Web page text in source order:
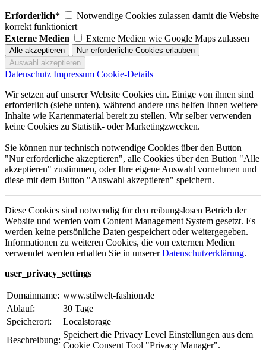
Erforderlich*
Notwendige Cookies zulassen damit die Website
korrekt funktioniert
Externe Medien
Externe Medien wie Google Maps zulassen
Datenschutz Impressum Cookie-Details
Wir setzen auf unserer Website Cookies ein. Einige von ihnen sind
erforderlich (siehe unten), während andere uns helfen Ihnen weitere
Inhalte wie Kartenmaterial bereit zu stellen. Wir selber verwenden
keine Cookies zu Statistik- oder Marketingzwecken.
Sie können nur technisch notwendige Cookies über den Button
"Nur erforderliche akzeptieren", alle Cookies über den Button "Alle
akzeptieren" zustimmen, oder Ihre eigene Auswahl vornehmen und
diese mit dem Button "Auswahl akzeptieren" speichern.
Diese Cookies sind notwendig für den reibungslosen Betrieb der
Website und werden vom Content Management System gesetzt. Es
werden keine persönliche Daten gespeichert oder weitergegeben.
Informationen zu weiteren Cookies, die von externen Medien
verwendet werden erhalten Sie in unsererDatenschutzerklärung.
user_privacy_settings
Domainname: www.stilwelt-fashion.de
Ablauf:
30 Tage
Speicherort:
Localstorage
Beschreibung:
Speichert die Privacy Level Einstellungen aus dem
Cookie Consent Tool "Privacy Manager".